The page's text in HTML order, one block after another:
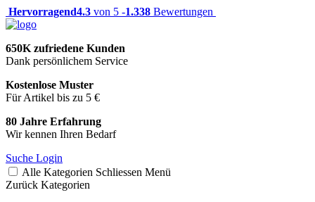
Hervorragend4.3 von 5 -1.338 Bewertungen
650K zufriedene Kunden
Dank persönlichem Service
Kostenlose Muster
Für Artikel bis zu 5 €
80 Jahre Erfahrung
Wir kennen Ihren Bedarf
Suche Login
Alle Kategorien Schliessen Menü
Zurück Kategorien